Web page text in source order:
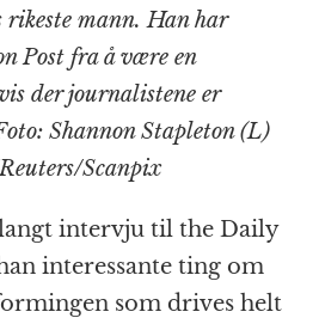
a
p
c
h
at
e
g
r
a
m
n
t
ai
l
rikeste mann. Han har
Post fra å være en
der journalistene er
Shannon Stapleton (L)
Scanpix
intervju til the Daily
interessante ting om
som drives helt